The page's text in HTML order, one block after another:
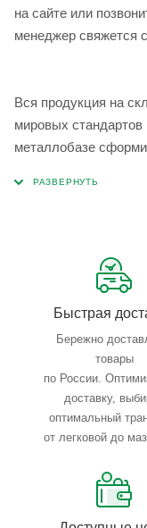
на сайте или
менеджер свяжется
Вся продукция на
мировых
металлобазе
Быстрая
Бережно
товары
по России.
доставку,
оптимальный
от легковой до